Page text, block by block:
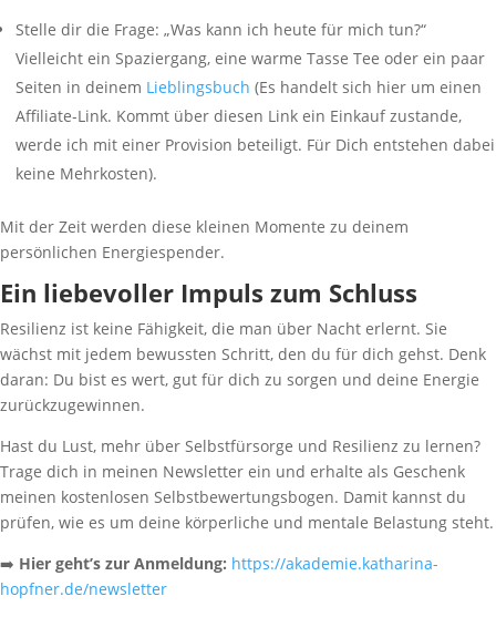
Stelle dir die Frage: „Was kann ich heute für mich tun?“
Vielleicht ein Spaziergang, eine warme Tasse Tee oder ein paar
Seiten in deinem Lieblingsbuch (Es handelt sich hier um einen
Affiliate-Link. Kommt über diesen Link ein Einkauf zustande,
werde ich mit einer Provision beteiligt. Für Dich entstehen dabei
keine Mehrkosten).
Mit der Zeit werden diese kleinen Momente zu deinem
persönlichen Energiespender.
Ein liebevoller Impuls zum Schluss
Resilienz ist keine Fähigkeit, die man über Nacht erlernt. Sie
wächst mit jedem bewussten Schritt, den du für dich gehst. Denk
daran: Du bist es wert, gut für dich zu sorgen und deine Energie
zurückzugewinnen.
Hast du Lust, mehr über Selbstfürsorge und Resilienz zu lernen?
Trage dich in meinen Newsletter ein und erhalte als Geschenk
meinen kostenlosen Selbstbewertungsbogen. Damit kannst du
prüfen, wie es um deine körperliche und mentale Belastung steht.
➡️ Hier geht’s zur Anmeldung: https://akademie.katharina-
hopfner.de/newsletter